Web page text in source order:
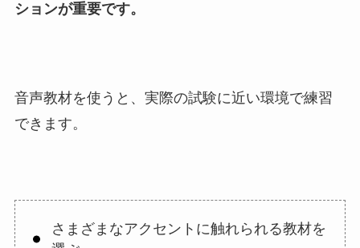
ションが重要です。
音声教材を使うと、実際の試験に近い環境で練習
できます。
さまざまなアクセントに触れられる教材を